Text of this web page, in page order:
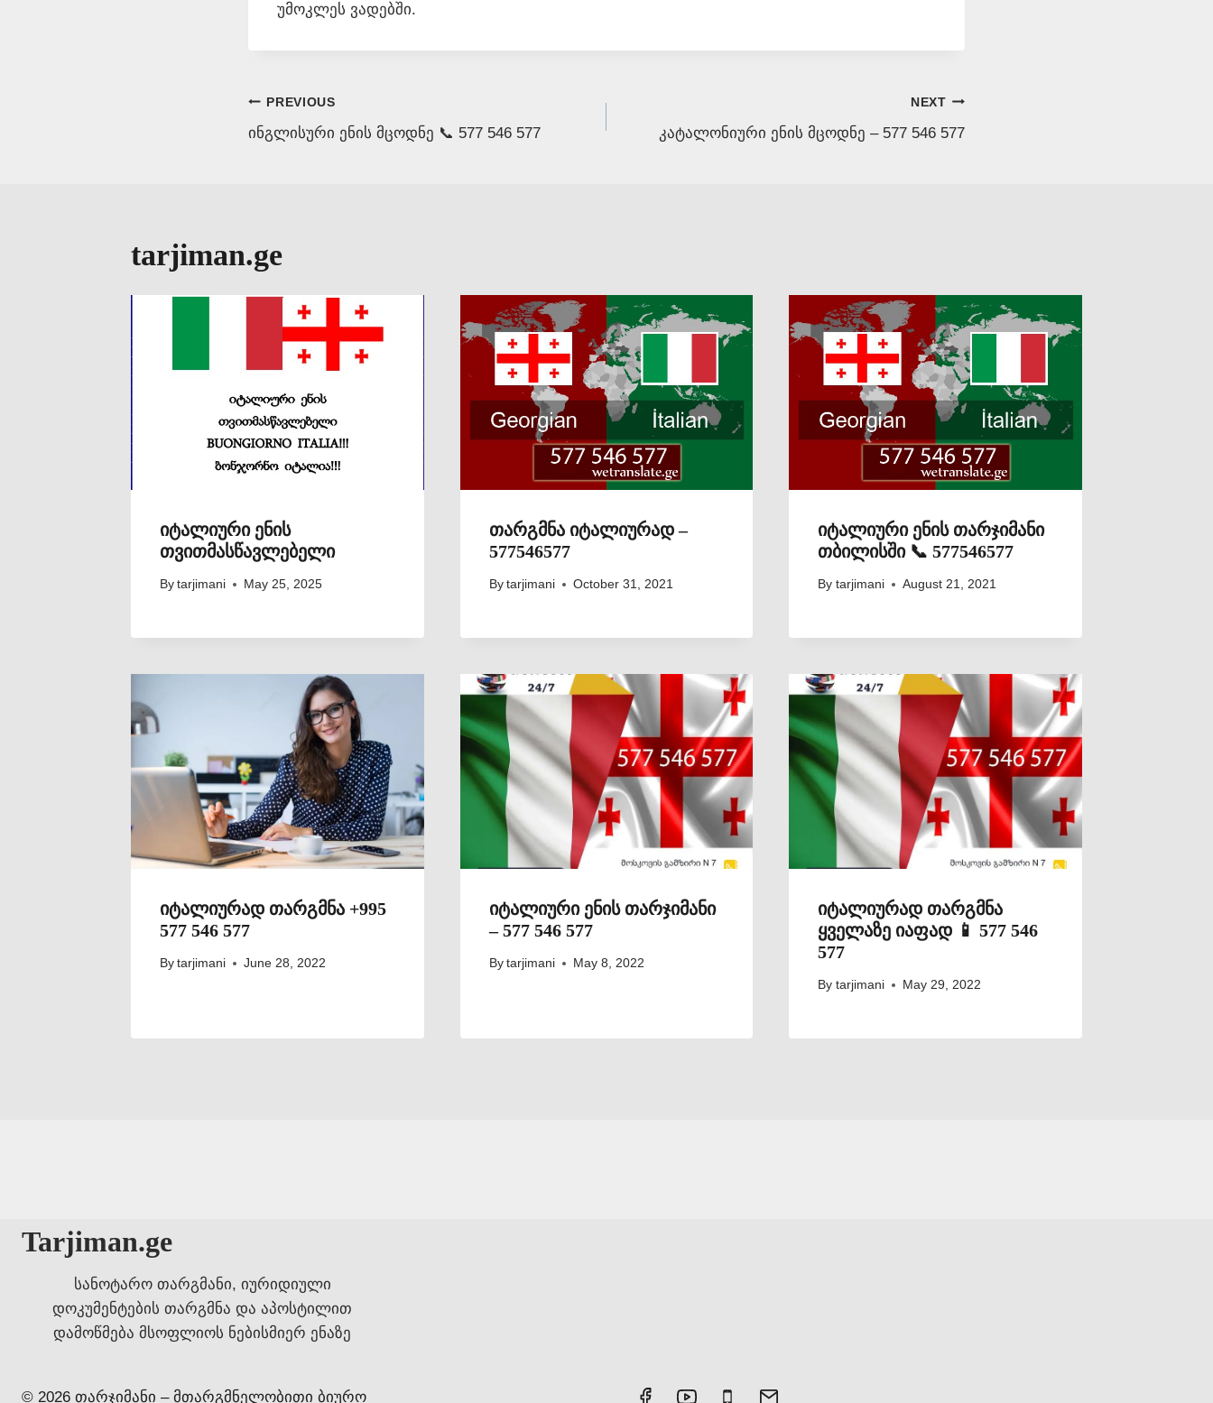
უმოკლეს ვადებში.
Post
navigation
PREVIOUS
ინგლისური ენის მცოდნე 📞 577 546 577
NEXT
კატალონიური ენის მცოდნე – 577 546 577
tarjiman.ge
იტალიური ენის
თვითმასწავლებელი
By tarjimani May 25, 2025
თარგმნა იტალიურად –
577546577
By tarjimani October 31, 2021
იტალიური ენის თარჯიმანი
თბილისში 📞 577546577
By tarjimani August 21, 2021
იტალიურად თარგმნა +995
577 546 577
By tarjimani June 28, 2022
იტალიური ენის თარჯიმანი
– 577 546 577
By tarjimani May 8, 2022
იტალიურად თარგმნა
ყველაზე იაფად 📱 577 546
577
By tarjimani May 29, 2022
Tarjiman.ge
სანოტარო თარგმანი, იურიდიული
დოკუმენტების თარგმნა და აპოსტილით
დამოწმება მსოფლიოს ნებისმიერ ენაზე
© 2026 თარჯიმანი – მთარგმნელობითი ბიურო